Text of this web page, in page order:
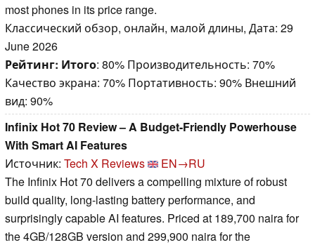
most phones in its price range.
Классический обзор, онлайн, малой длины, Дата: 29
June 2026
Рейтинг: Итого: 80% Производительность: 70%
Качество экрана: 70% Портативность: 90% Внешний
вид: 90%
Infinix Hot 70 Review – A Budget-Friendly Powerhouse
With Smart AI Features
Источник: Tech X Reviews
EN→RU
The Infinix Hot 70 delivers a compelling mixture of robust
build quality, long-lasting battery performance, and
surprisingly capable AI features. Priced at 189,700 naira for
the 4GB/128GB version and 299,900 naira for the